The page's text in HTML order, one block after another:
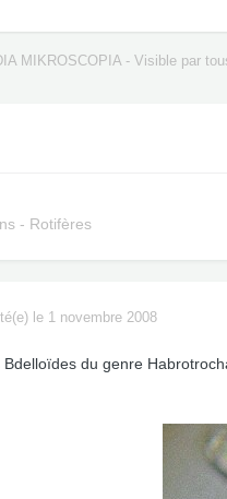
MIKROSCOPIA - Visible par
- Rotifères
le 1 novembre 2008
Bdelloïdes du genre